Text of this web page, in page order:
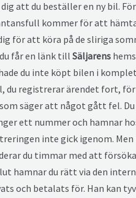
dig att du beställer en ny bil.
kommer för att
för att köra på de sliriga
får en länk till Säljarens
du inte köpt bilen i
du registrerar ärendet fort,
säger att något gått fel. Du
ett nummer och hamnar
inte gick igenom.
du timmar med att
hamnar du rätt via den
och betalats för. Han kan